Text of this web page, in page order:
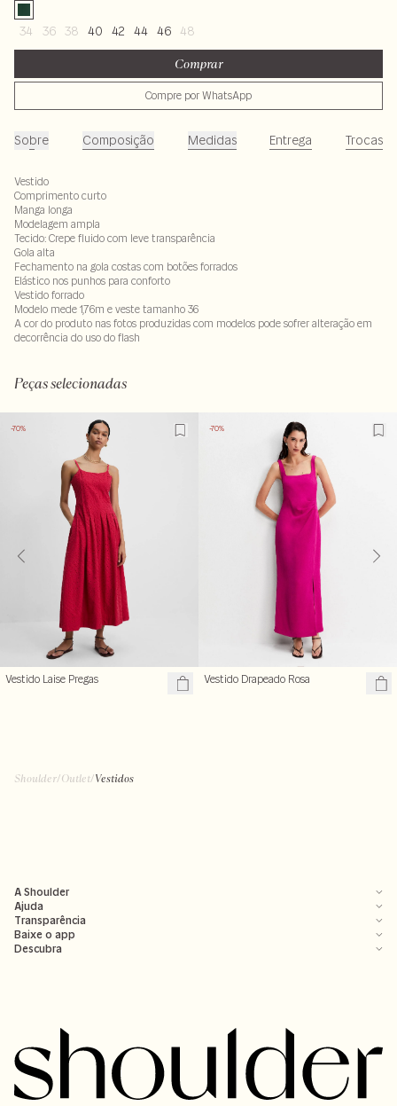
34 36 38 40 42 44 46 48
Comprar
Compre por WhatsApp
Sobre Composição Medidas Entrega Trocas
Vestido
Comprimento curto
Manga longa
Modelagem ampla
Tecido: Crepe fluido com leve transparência
Gola alta
Fechamento na gola costas com botões forrados
Elástico nos punhos para conforto
Vestido forrado
Modelo mede 1,76m e veste tamanho 36
A cor do produto nas fotos produzidas com modelos pode sofrer alteração em
decorrência do uso do flash
Peças selecionadas
-70%
Vestido Laise Pregas
-70%
Vestido Drapeado Rosa
A Shoulder
Ajuda
Transparência
Baixe o app